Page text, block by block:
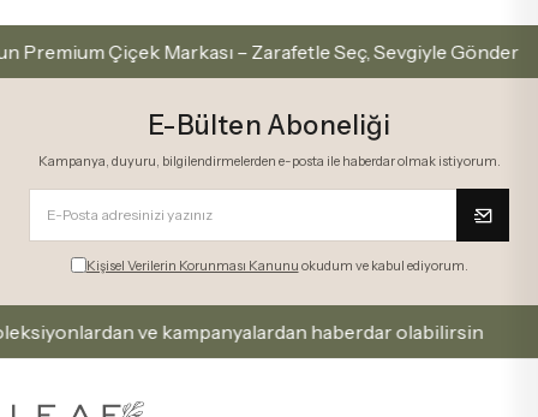
Çiçek Markası – Zarafetle Seç, Sevgiyle Gönder
E-Bülten Aboneliği
Kampanya, duyuru, bilgilendirmelerden e-posta ile haberdar olmak istiyorum.
Kişisel Verilerin Korunması Kanunu okudum ve kabul ediyorum.
ve kampanyalardan haberdar olabilirsin